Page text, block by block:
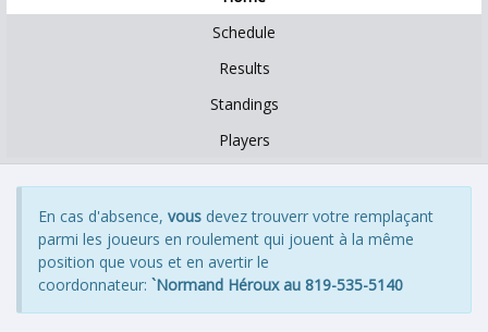
Schedule
Results
Standings
Players
En cas d'absence, vous devez trouverr votre remplaçant
parmi les joueurs en roulement qui jouent à la même
position que vous et en avertir le
coordonnateur: `Normand Héroux au 819-535-5140